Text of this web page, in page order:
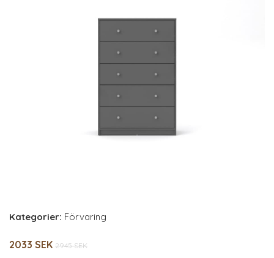
Kategorier: Förvaring
2033 SEK 2945 SEK